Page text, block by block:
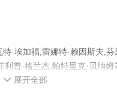
·埃加福,雷娜特·赖因斯夫,
普·格兰杰,帕特里克·贝纳
豆瓣电影、电视猫或剧情网等
 展开全部